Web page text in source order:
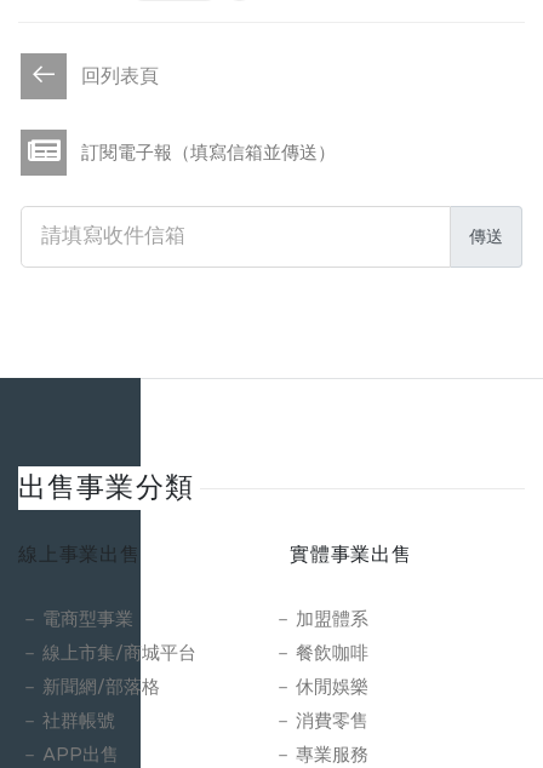
回列表頁
訂閱電子報（填寫信箱並傳送）
傳送
出售事業分類
線上事業出售
電商型事業
線上市集/商城平台
新聞網/部落格
社群帳號
APP出售
實體事業出售
加盟體系
餐飲咖啡
休閒娛樂
消費零售
專業服務